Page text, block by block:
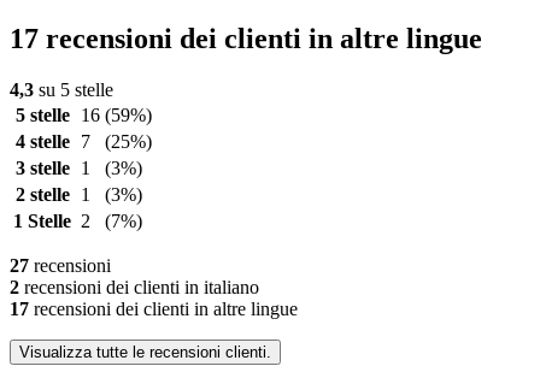
17 recensioni dei clienti in altre lingue
4,3 su 5 stelle
5 stelle
16 (59%)
4 stelle
7
(25%)
3 stelle
1
(3%)
2 stelle
1
(3%)
1 Stelle 2 (7%)
27 recensioni
2 recensioni dei clienti in italiano
17 recensioni dei clienti in altre lingue
Visualizza tutte le recensioni clienti.